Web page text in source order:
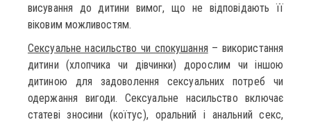
висування до дитини вимог, що не відповідають її
віковим можливостям.
Сексуальне насильство чи спокушання – використання
дитини (хлопчика чи дівчинки) дорослим чи іншою
дитиною для задоволення сексуальних потреб чи
одержання вигоди. Сексуальне насильство включає
статеві зносини (коїтус), оральний і анальний секс,